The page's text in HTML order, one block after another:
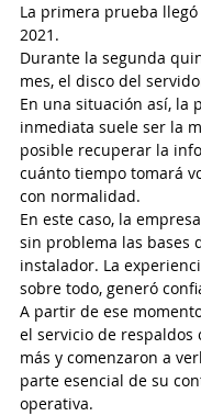
La primera prueba
2021.
Durante la segunda
mes, el disco del
En una situación así, la
inmediata suele ser la
posible recuperar la
cuánto tiempo tomará
con normalidad.
En este caso, la
sin problema las bases
instalador. La
sobre todo, generó
A partir de ese
el servicio de respaldos
más y comenzaron a
parte esencial de su
operativa.